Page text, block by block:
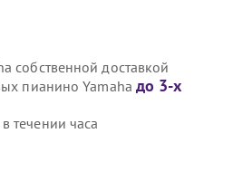
собственной доставкой
пианино Yamaha до 3-х
течении часа